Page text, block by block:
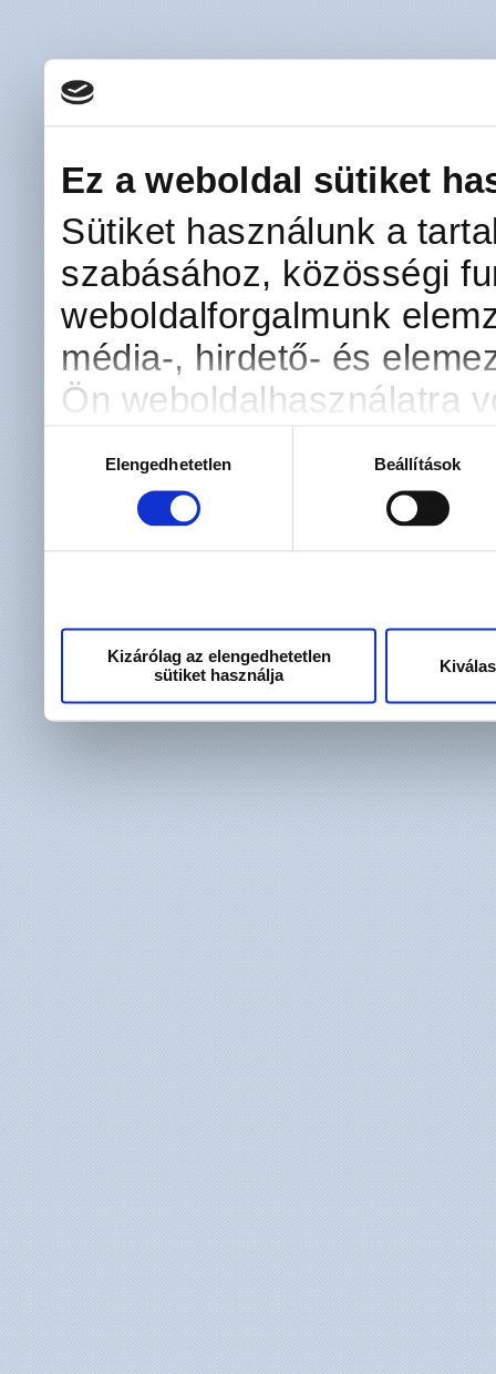
Ez a weboldal sütiket
Sütiket használunk a
szabásához, közösségi
weboldalforgalmunk
média-, hirdető- és
Ön weboldalhasználatra
amelyeket Ön adott meg
használt más
kiválasztásaElengedhetetlen Beállítások
Kizárólag az elengedhetetlen
sütiket használja